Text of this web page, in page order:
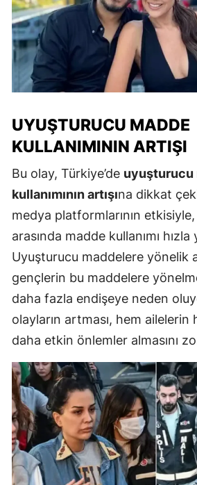
UYUŞTURUCU MADDE
KULLANIMININ ARTIŞI
Bu olay, Türkiye’de uyuşturucu
kullanımının artışına dikkat
medya platformlarının
arasında madde kullanımı hızla
Uyuşturucu maddelere yönelik
gençlerin bu maddelere
daha fazla endişeye neden
olayların artması, hem
daha etkin önlemler almasını